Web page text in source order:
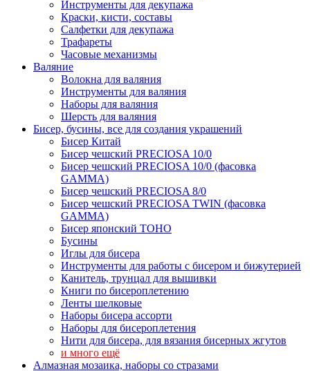
Инструменты для декупажа
Краски, кисти, составы
Салфетки для декупажа
Трафареты
Часовые механизмы
Валяние
Волокна для валяния
Инструменты для валяния
Наборы для валяния
Шерсть для валяния
Бисер, бусины, все для создания украшений
Бисер Китай
Бисер чешский PRECIOSA 10/0
Бисер чешский PRECIOSA 10/0 (фасовка
GAMMA)
Бисер чешский PRECIOSA 8/0
Бисер чешский PRECIOSA TWIN (фасовка
GAMMA)
Бисер японский TOHO
Бусины
Иглы для бисера
Инструменты для работы с бисером и бижутерией
Канитель, трунцал для вышивки
Книги по бисероплетению
Ленты шелковые
Наборы бисера ассорти
Наборы для бисероплетения
Нити для бисера, для вязания бисерных жгутов
и много ещё
Алмазная мозаика, наборы со стразами